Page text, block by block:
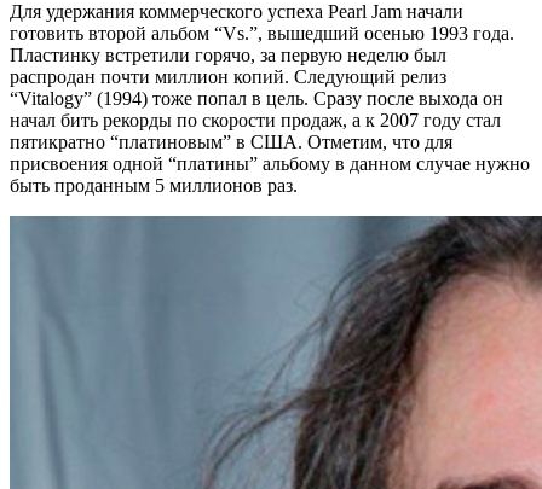
Для удержания коммерческого успеха Pearl Jam начали
готовить второй альбом “Vs.”, вышедший осенью 1993 года.
Пластинку встретили горячо, за первую неделю был
распродан почти миллион копий. Следующий релиз
“Vitalogy” (1994) тоже попал в цель. Сразу после выхода он
начал бить рекорды по скорости продаж, а к 2007 году стал
пятикратно “платиновым” в США. Отметим, что для
присвоения одной “платины” альбому в данном случае нужно
быть проданным 5 миллионов раз.